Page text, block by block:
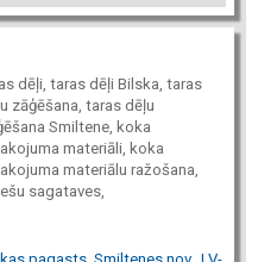
dēļi, taras dēļi Bilska, taras
zāģēšana, taras dēļu
Smiltene, koka
materiāli, koka
materiālu ražošana,
sagataves,